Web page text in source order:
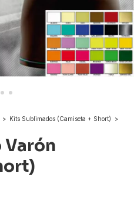
> Kits Sublimados (Camiseta + Short)
>